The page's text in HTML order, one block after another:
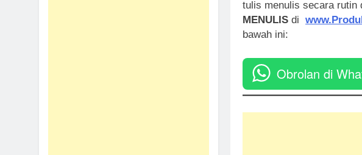
tulis menulis secara rutin
MENULIS di
bawah ini:
Obrolan di